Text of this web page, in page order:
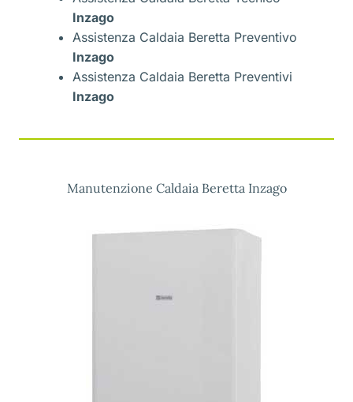
Inzago
Assistenza Caldaia Beretta Preventivo
Inzago
Assistenza Caldaia Beretta Preventivi
Inzago
Manutenzione Caldaia Beretta Inzago